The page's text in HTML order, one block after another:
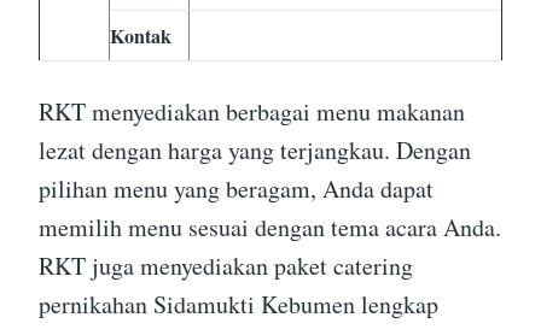
Kontak
RKT menyediakan berbagai menu makanan
lezat dengan harga yang terjangkau. Dengan
pilihan menu yang beragam, Anda dapat
memilih menu sesuai dengan tema acara Anda.
RKT juga menyediakan paket catering
pernikahan Sidamukti Kebumen lengkap